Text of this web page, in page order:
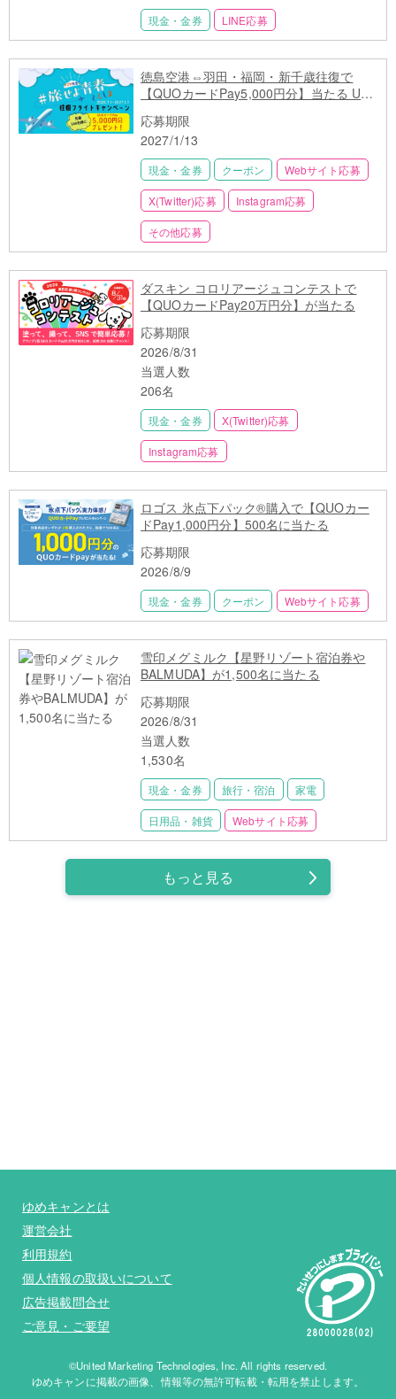
現金・金券 LINE応募
徳島空港⇔羽田・福岡・新千歳往復で
【QUOカードPay5,000円分】当たる U29
応募期限
2027/1/13
現金・金券 クーポン Webサイト応募
X(Twitter)応募 Instagram応募
その他応募
ダスキン コロリアージュコンテストで
【QUOカードPay20万円分】が当たる
応募期限
2026/8/31
当選人数
206名
現金・金券 X(Twitter)応募
Instagram応募
ロゴス 氷点下パック®購入で【QUOカー
ドPay1,000円分】500名に当たる
応募期限
2026/8/9
現金・金券 クーポン Webサイト応募
雪印メグミルク【星野リゾート宿泊券や
BALMUDA】が1,500名に当たる
応募期限
2026/8/31
当選人数
1,530名
現金・金券 旅行・宿泊 家電
日用品・雑貨 Webサイト応募
もっと見る
ゆめキャンとは
運営会社
利用規約
個人情報の取扱いについて
広告掲載問合せ
ご意見・ご要望
©United Marketing Technologies, Inc. All rights reserved.
ゆめキャンに掲載の画像、情報等の無許可転載・転用を禁止します。